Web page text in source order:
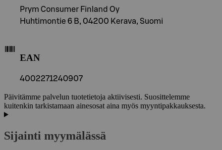
Prym Consumer Finland Oy
Huhtimontie 6 B, 04200 Kerava, Suomi
EAN
4002271240907
Päivitämme palvelun tuotetietoja aktiivisesti. Suosittelemme
kuitenkin tarkistamaan ainesosat aina myös myyntipakkauksesta.
Sijainti myymälässä